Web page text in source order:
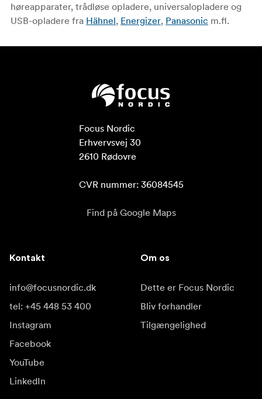
høreapparater, trådløse opladere, universalopladere og
USB-opladere fra Hähnel, Energizer, Panasonic m.fl.
Focus Nordic
Erhvervsvej 30
2610 Rødovre
CVR nummer: 36084545
Find på Google Maps
Kontakt
info@focusnordic.dk
tel: +45 448 53 400
Instagram
Facebook
YouTube
LinkedIn
Om os
Dette er Focus Nordic
Bliv forhandler
Tilgængelighed